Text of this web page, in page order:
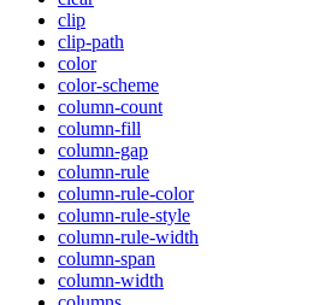
clip
clip-path
color
color-scheme
column-count
column-fill
column-gap
column-rule
column-rule-color
column-rule-style
column-rule-width
column-span
column-width